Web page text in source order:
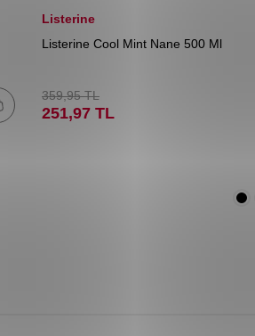
Listerine
Listerine Cool Mint Nane 500 Ml
359,95TL
251,97 TL